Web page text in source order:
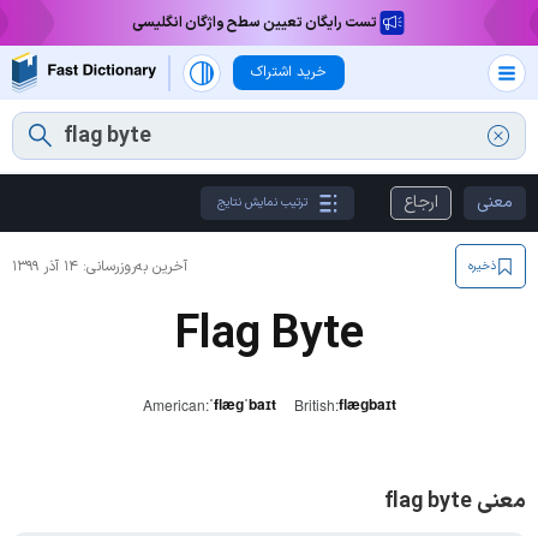
تست رایگان تعیین سطح واژگان انگلیسی
خرید اشتراک
معنی ارجاع ترتیب نمایش نتایج
آخرین به‌روزرسانی: ۱۴ آذر ۱۳۹۹ ذخیره
Flag Byte
American:ˈflæɡˈbaɪt British:flæɡbaɪt
معنی flag byte